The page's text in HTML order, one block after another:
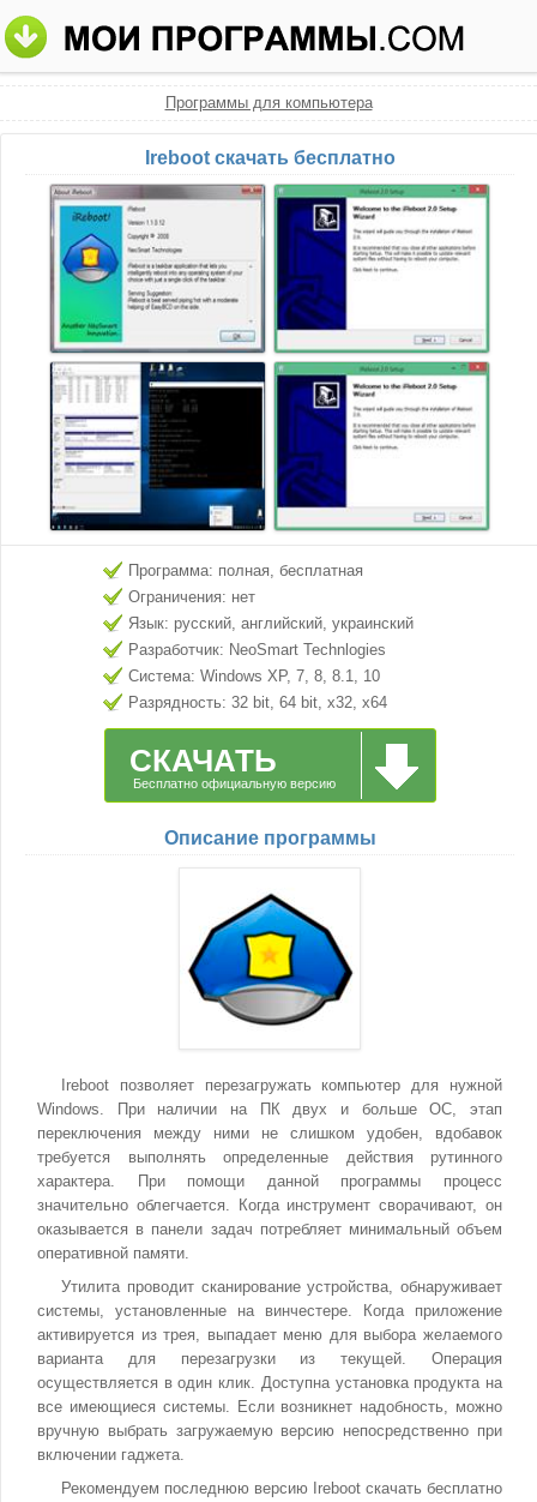
Программы для компьютера
Ireboot скачать бесплатно
Программа: полная, бесплатная
Ограничения: нет
Язык: русский, английский, украинский
Разработчик: NeoSmart Technlogies
Система: Windows XP, 7, 8, 8.1, 10
Разрядность: 32 bit, 64 bit, x32, x64
СКАЧАТЬ
Бесплатно официальную версию
Описание программы
Ireboot позволяет перезагружать компьютер для нужной
Windows. При наличии на ПК двух и больше ОС, этап
переключения между ними не слишком удобен, вдобавок
требуется выполнять определенные действия рутинного
характера. При помощи данной программы процесс
значительно облегчается. Когда инструмент сворачивают, он
оказывается в панели задач потребляет минимальный объем
оперативной памяти.
Утилита проводит сканирование устройства, обнаруживает
системы, установленные на винчестере. Когда приложение
активируется из трея, выпадает меню для выбора желаемого
варианта для перезагрузки из текущей. Операция
осуществляется в один клик. Доступна установка продукта на
все имеющиеся системы. Если возникнет надобность, можно
вручную выбрать загружаемую версию непосредственно при
включении гаджета.
Рекомендуем последнюю версию Ireboot скачать бесплатно